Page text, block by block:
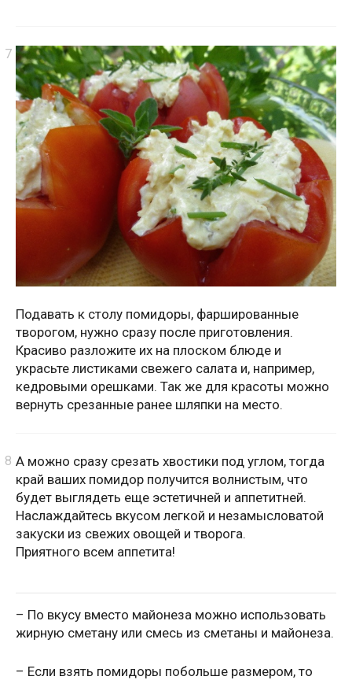
Подавать к столу помидоры, фаршированные
творогом, нужно сразу после приготовления.
Красиво разложите их на плоском блюде и
украсьте листиками свежего салата и, например,
кедровыми орешками. Так же для красоты можно
вернуть срезанные ранее шляпки на место.
А можно сразу срезать хвостики под углом, тогда
край ваших помидор получится волнистым, что
будет выглядеть еще эстетичней и аппетитней.
Наслаждайтесь вкусом легкой и незамысловатой
закуски из свежих овощей и творога.
Приятного всем аппетита!
– По вкусу вместо майонеза можно использовать
жирную сметану или смесь из сметаны и майонеза.
– Если взять помидоры побольше размером, то